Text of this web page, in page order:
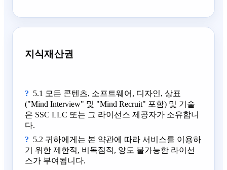
지식재산권
5.1 모든 콘텐츠, 소프트웨어, 디자인, 상표
("Mind Interview" 및 "Mind Recruit" 포함) 및 기술
은 SSC LLC 또는 그 라이선스 제공자가 소유합니
다.
5.2 귀하에게는 본 약관에 따라 서비스를 이용하
기 위한 제한적, 비독점적, 양도 불가능한 라이선
스가 부여됩니다.